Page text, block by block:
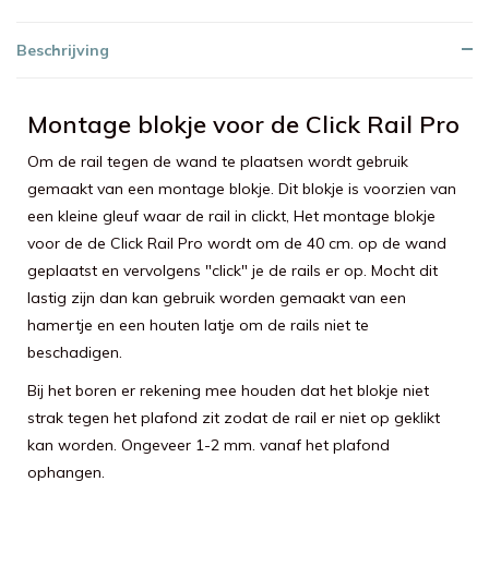
Beschrijving
Montage blokje voor de Click Rail Pro
Om de rail tegen de wand te plaatsen wordt gebruik
gemaakt van een montage blokje. Dit blokje is voorzien van
een kleine gleuf waar de rail in clickt, Het montage blokje
voor de de Click Rail Pro wordt om de 40 cm. op de wand
geplaatst en vervolgens "click" je de rails er op. Mocht dit
lastig zijn dan kan gebruik worden gemaakt van een
hamertje en een houten latje om de rails niet te
beschadigen.
Bij het boren er rekening mee houden dat het blokje niet
strak tegen het plafond zit zodat de rail er niet op geklikt
kan worden. Ongeveer 1-2 mm. vanaf het plafond
ophangen.